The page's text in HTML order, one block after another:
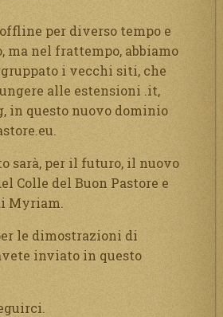
per diverso tempo e
ma nel frattempo, abbiamo
i vecchi siti, che
alle estensioni .it,
in questo nuovo dominio
sarà, per il futuro, il nuovo
Colle del Buon Pastore e
Myriam.
le dimostrazioni di
inviato in questo